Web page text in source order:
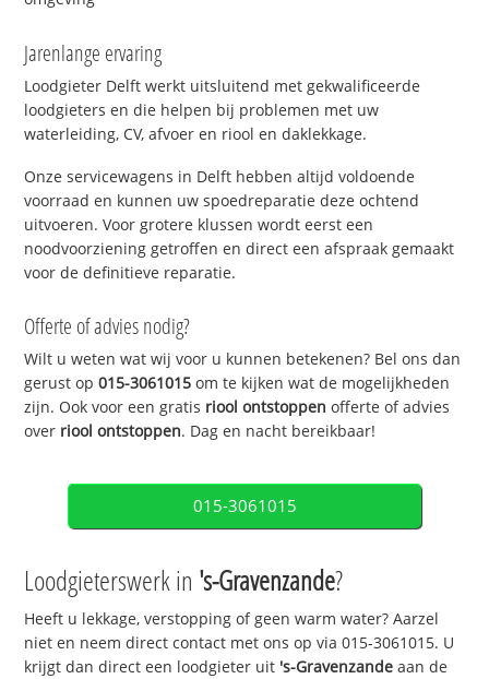
Jarenlange ervaring
Loodgieter Delft werkt uitsluitend met gekwalificeerde
loodgieters en die helpen bij problemen met uw
waterleiding, CV, afvoer en riool en daklekkage.
Onze servicewagens in Delft hebben altijd voldoende
voorraad en kunnen uw spoedreparatie deze ochtend
uitvoeren. Voor grotere klussen wordt eerst een
noodvoorziening getroffen en direct een afspraak gemaakt
voor de definitieve reparatie.
Offerte of advies nodig?
Wilt u weten wat wij voor u kunnen betekenen? Bel ons dan
gerust op015-3061015 om te kijken wat de mogelijkheden
zijn. Ook voor een gratis riool ontstoppen offerte of advies
over riool ontstoppen. Dag en nacht bereikbaar!
015-3061015
Loodgieterswerk in 's-Gravenzande?
Heeft u lekkage, verstopping of geen warm water? Aarzel
niet en neem direct contact met ons op via 015-3061015. U
krijgt dan direct een loodgieter uit 's-Gravenzande aan de